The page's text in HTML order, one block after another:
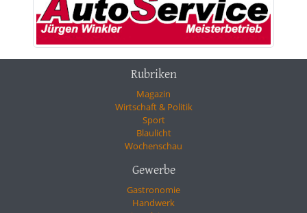
Rubriken
Magazin
Wirtschaft & Politik
Sport
Blaulicht
Wochenschau
Gewerbe
Gastronomie
Handwerk